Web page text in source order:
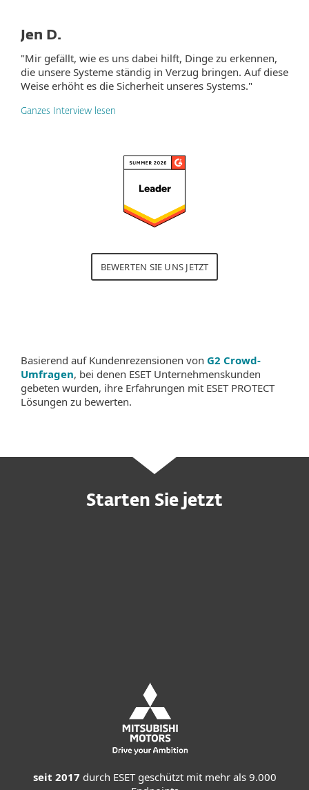
Jen D.
"Mir gefällt, wie es uns dabei hilft, Dinge zu erkennen,
die unsere Systeme ständig in Verzug bringen. Auf diese
Weise erhöht es die Sicherheit unseres Systems."
Ganzes Interview lesen
BEWERTEN SIE UNS JETZT
Basierend auf Kundenrezensionen von G2 Crowd-
Umfragen, bei denen ESET Unternehmenskunden
gebeten wurden, ihre Erfahrungen mit ESET PROTECT
Lösungen zu bewerten.
Starten Sie jetzt
seit 2017 durch ESET geschützt mit mehr als 9.000